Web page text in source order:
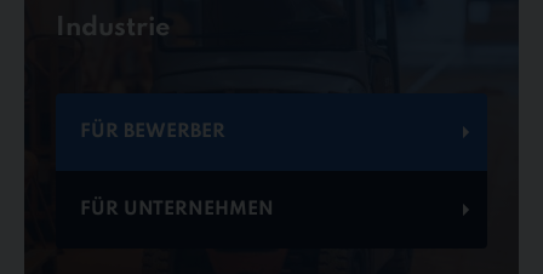
Industrie
FÜR BEWERBER
FÜR UNTERNEHMEN